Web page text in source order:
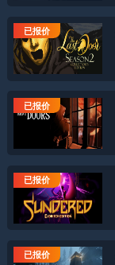
已报价
已报价
已报价
已报价